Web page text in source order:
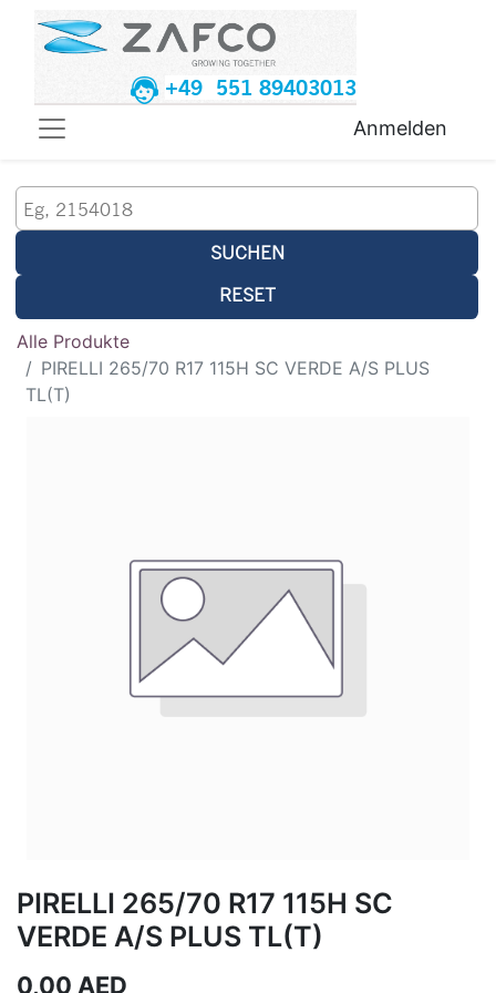
+49 551 89403013
Anmelden
SUCHEN
RESET
Alle Produkte
PIRELLI 265/70 R17 115H SC VERDE A/S PLUS
TL(T)
PIRELLI 265/70 R17 115H SC
VERDE A/S PLUS TL(T)
0,00 AED